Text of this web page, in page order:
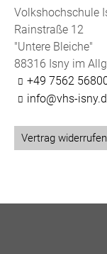
Volkshochschule
Rainstraße 12
"Untere Bleiche"
88316 Isny im
+49 7562
info@vhs-
Vertrag widerrufen